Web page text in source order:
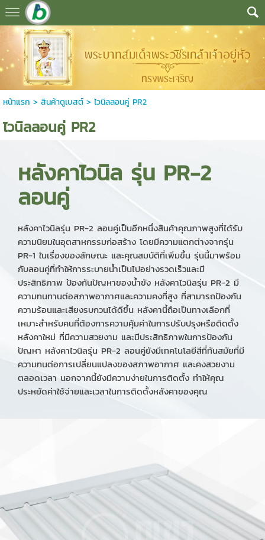
หน้าแรก > สินค้าดูเบสต์> ไวนิลลอนคู่ PR2
ไวนิลลอนคู่ PR2
หลังคาไวนิล รุ่น PR-2
ลอนคู่
หลังคาไวนิลรุ่น PR-2 ลอนคู่เป็นอีกหนึ่งสินค้าคุณภาพสูงที่ได้รับ
ความนิยมในอุตสาหกรรมก่อสร้าง โดยมีความแตกต่างจากรุ่น
PR-1 ในเรื่องของลักษณะ และคุณสมบัติที่เพิ่มขึ้น รุ่นนี้มาพร้อม
กับลอนคู่ที่ทำให้การระบายน้ำเป็นไปอย่างรวดเร็วและมี
ประสิทธิภาพ ป้องกันปัญหาของน้ำขัง หลังคาไวนิลรุ่น PR-2 มี
ความทนทานต่อสภาพอากาศและความคงที่สูง ที่สามารถป้องกัน
ความร้อนและเสียงรบกวนได้ดีขึ้น หลังคานี้ถือเป็นทางเลือกที่
เหมาะสำหรับคนที่ต้องการความคุ้มค่าในการปรับปรุงหรือติดตั้ง
หลังคาใหม่ ที่มีความสวยงาม และมีประสิทธิภาพในการป้องกัน
ปัญหา หลังคาไวนิลรุ่น PR-2 ลอนคู่ยังมีเทคโนโลยีสีที่ทันสมัยที่มี
ความทนต่อการเปลี่ยนแปลงของสภาพอากาศ และคงสวยงาม
ตลอดเวลา นอกจากนี้ยังมีความง่ายในการติดตั้ง ทำให้คุณ
ประหยัดค่าใช้จ่ายและเวลาในการติดตั้งหลังคาของคุณ